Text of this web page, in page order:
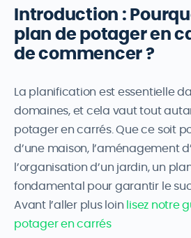
Introduction :
plan de potager en
de commencer ?
La planification est essentielle
domaines, et cela vaut tout
potager en carrés. Que ce soit
d’une maison, l’aménagement
l’organisation d’un jardin, un
fondamental pour garantir le
Avant l’aller plus loin lisez notre
potager en carrés